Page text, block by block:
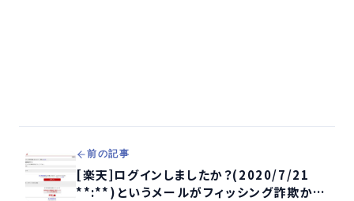
前の記事
[楽天]ログインしましたか？(2020/7/21
**:**)というメールがフィッシング詐欺か検